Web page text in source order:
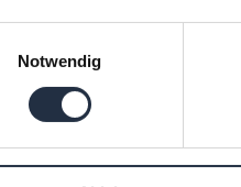
Notwendig
ist ein
Energiesystemen